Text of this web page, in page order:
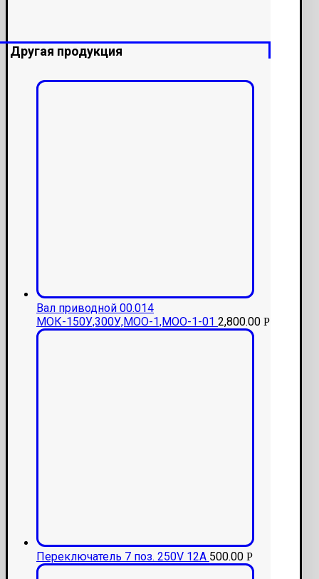
Другая продукция
Вал приводной 00.014
МОК-150У,300У,МОО-1,МОО-1-01 2,800.00 Р
Переключатель 7 поз. 250V 12A 500.00 Р